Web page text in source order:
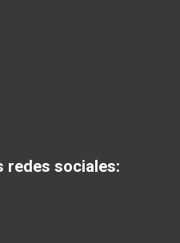
redes sociales: